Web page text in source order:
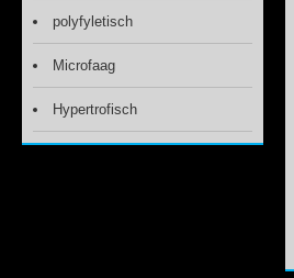
polyfyletisch
Microfaag
Hypertrofisch